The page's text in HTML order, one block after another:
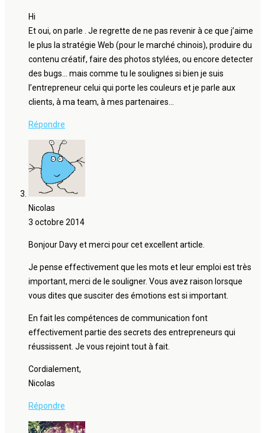
Hi
Et oui, on parle . Je regrette de ne pas revenir à ce que j’aime
le plus la stratégie Web (pour le marché chinois), produire du
contenu créatif, faire des photos stylées, ou encore detecter
des bugs… mais comme tu le soulignes si bien je suis
l’entrepreneur celui qui porte les couleurs et je parle aux
clients, à ma team, à mes partenaires…
Répondre
Nicolas
3 octobre 2014
Bonjour Davy et merci pour cet excellent article.
Je pense effectivement que les mots et leur emploi est très
important, merci de le souligner. Vous avez raison lorsque
vous dites que susciter des émotions est si important.
En fait les compétences de communication font
effectivement partie des secrets des entrepreneurs qui
réussissent. Je vous rejoint tout à fait.
Cordialement,
Nicolas
Répondre